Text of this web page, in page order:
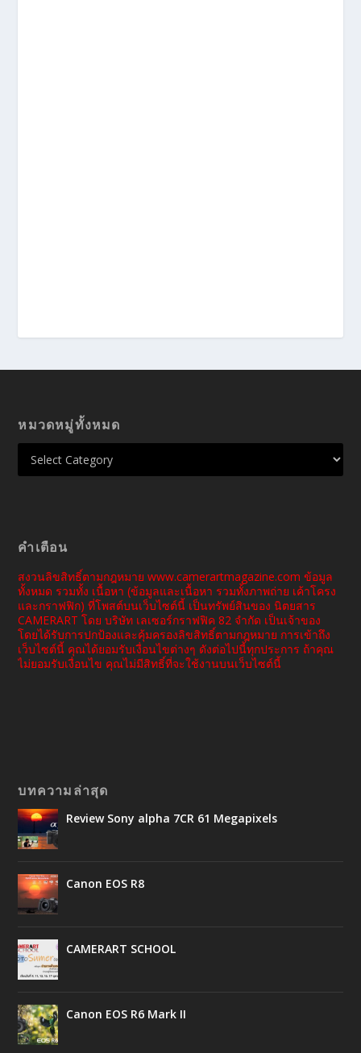
หมวดหมู่ทั้งหมด
คำเตือน
สงวนลิขสิทธิ์ตามกฎหมาย www.camerartmagazine.com ข้อมูล
ทั้งหมด รวมทั้ง เนื้อหา (ข้อมูลและเนื้อหา รวมทั้งภาพถ่าย เค้าโครง
และกราฟฟิก) ที่โพสต์บนเว็บไซต์นี้ เป็นทรัพย์สินของ นิตยสาร
CAMERART โดย บริษัท เลเซอร์กราฟฟิค 82 จำกัด เป็นเจ้าของ
โดยได้รับการปกป้องและคุ้มครองลิขสิทธิ์ตามกฎหมาย การเข้าถึง
เว็บไซต์นี้ คุณได้ยอมรับเงื่อนไขต่างๆ ดังต่อไปนี้ทุกประการ ถ้าคุณ
ไม่ยอมรับเงื่อนไข คุณไม่มีสิทธิ์ที่จะใช้งานบนเว็บไซต์นี้
บทความล่าสุด
Review Sony alpha 7CR 61 Megapixels
Canon EOS R8
CAMERART SCHOOL
Canon EOS R6 Mark II